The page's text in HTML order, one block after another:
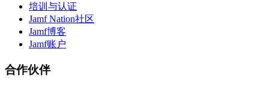
培训与认证
Jamf Nation社区
Jamf博客
Jamf账户
合作伙伴